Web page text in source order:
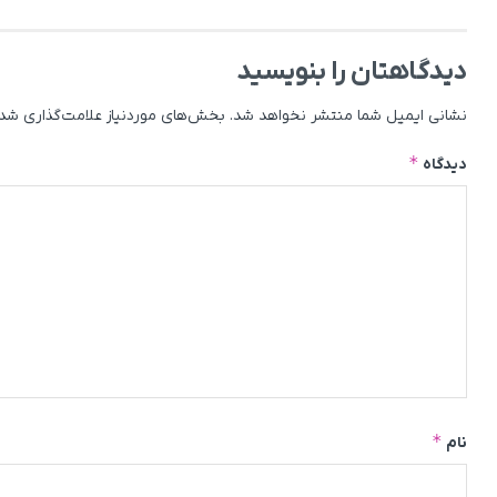
دیدگاهتان را بنویسید
نشانی ایمیل شما منتشر نخواهد شد. بخش‌های موردنیاز علامت‌گذاری
دیدگاه *
نام *